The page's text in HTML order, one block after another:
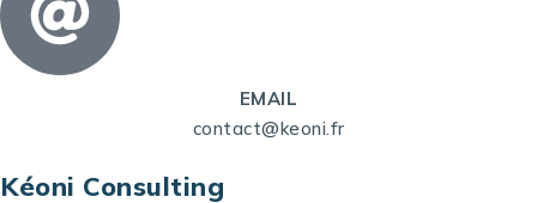
EMAIL
contact@keoni.fr
Kéoni Consulting